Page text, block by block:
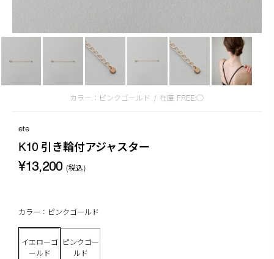
カラー：ピンクゴールド / 在庫 FREE:◯
ete
K10 引き輪付アジャスター
¥13,200 (税込)
カラー：ピンクゴールド
イエローゴ
ールド
ピンクゴー
ルド